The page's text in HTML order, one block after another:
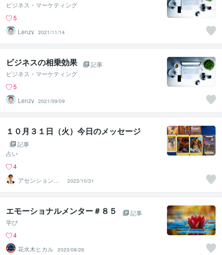
ビジネス・マーケティング
5
Lenzy 2021/11/14
ビジネスの相乗効果
記事
ビジネス・マーケティング
5
Lenzy 2021/09/09
１０月３１日（火）今日のメッセージ
記事
占い
4
アセンションナ
ビゲーター和（K
azu）
2023/10/31
エモーショナルメンター＃８５
記事
学び
4
花水木ヒカル 2023/08/26